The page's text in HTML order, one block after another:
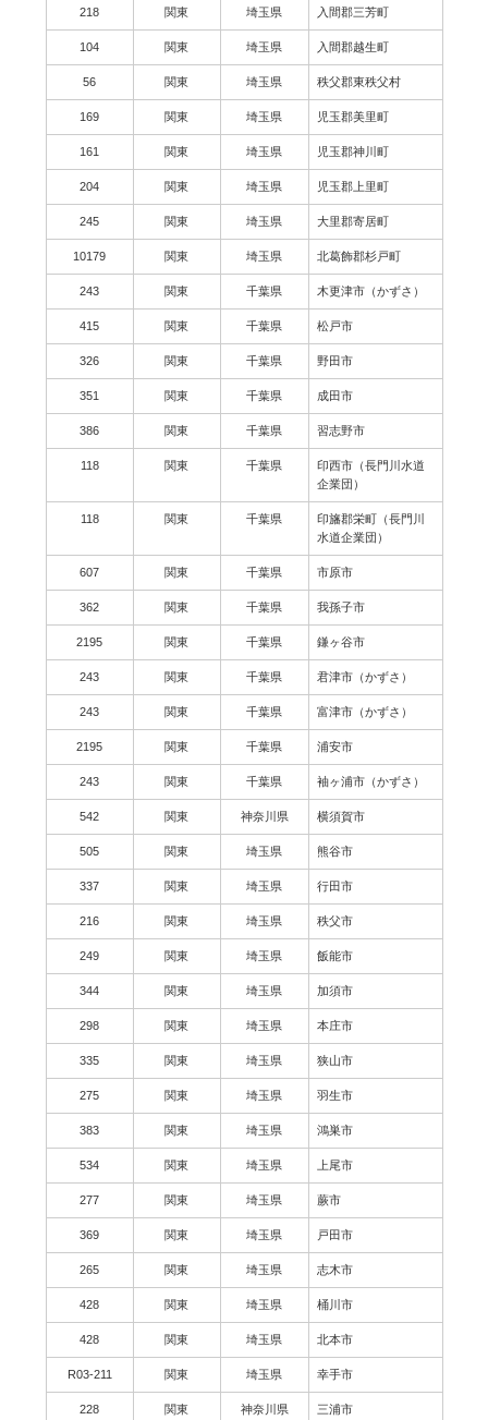
218 関東 埼玉県 入間郡三芳町
104 関東 埼玉県 入間郡越生町
56 関東 埼玉県 秩父郡東秩父村
169 関東 埼玉県 児玉郡美里町
161 関東 埼玉県 児玉郡神川町
204 関東 埼玉県 児玉郡上里町
245 関東 埼玉県 大里郡寄居町
10179 関東 埼玉県 北葛飾郡杉戸町
243 関東 千葉県 木更津市（かずさ）
415 関東 千葉県 松戸市
326 関東 千葉県 野田市
351 関東 千葉県 成田市
386 関東 千葉県 習志野市
118 関東 千葉県
印西市（長門川水道
企業団）
118 関東 千葉県
印旛郡栄町（長門川
水道企業団）
607 関東 千葉県 市原市
362 関東 千葉県 我孫子市
2195 関東 千葉県 鎌ヶ谷市
243 関東 千葉県 君津市（かずさ）
243 関東 千葉県 富津市（かずさ）
2195 関東 千葉県 浦安市
243 関東 千葉県 袖ヶ浦市（かずさ）
542 関東 神奈川県 横須賀市
505 関東 埼玉県 熊谷市
337 関東 埼玉県 行田市
216 関東 埼玉県 秩父市
249 関東 埼玉県 飯能市
344 関東 埼玉県 加須市
298 関東 埼玉県 本庄市
335 関東 埼玉県 狭山市
275 関東 埼玉県 羽生市
383 関東 埼玉県 鴻巣市
534 関東 埼玉県 上尾市
277 関東 埼玉県 蕨市
369 関東 埼玉県 戸田市
265 関東 埼玉県 志木市
428 関東 埼玉県 桶川市
428 関東 埼玉県 北本市
R03-211 関東 埼玉県 幸手市
228 関東 神奈川県 三浦市